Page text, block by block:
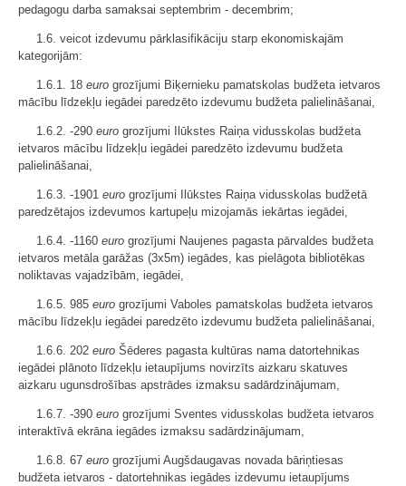
pedagogu darba samaksai septembrim - decembrim;
1.6. veicot izdevumu pārklasifikāciju starp ekonomiskajām
kategorijām:
1.6.1. 18 euro grozījumi Biķernieku pamatskolas budžeta ietvaros
mācību līdzekļu iegādei paredzēto izdevumu budžeta palielināšanai,
1.6.2. -290 euro grozījumi Ilūkstes Raiņa vidusskolas budžeta
ietvaros mācību līdzekļu iegādei paredzēto izdevumu budžeta
palielināšanai,
1.6.3. -1901 euro grozījumi Ilūkstes Raiņa vidusskolas budžetā
paredzētajos izdevumos kartupeļu mizojamās iekārtas iegādei,
1.6.4. -1160 euro grozījumi Naujenes pagasta pārvaldes budžeta
ietvaros metāla garāžas (3x5m) iegādes, kas pielāgota bibliotēkas
noliktavas vajadzībām, iegādei,
1.6.5. 985 euro grozījumi Vaboles pamatskolas budžeta ietvaros
mācību līdzekļu iegādei paredzēto izdevumu budžeta palielināšanai,
1.6.6. 202 euro Šēderes pagasta kultūras nama datortehnikas
iegādei plānoto līdzekļu ietaupījums novirzīts aizkaru skatuves
aizkaru ugunsdrošības apstrādes izmaksu sadārdzinājumam,
1.6.7. -390 euro grozījumi Sventes vidusskolas budžeta ietvaros
interaktīvā ekrāna iegādes izmaksu sadārdzinājumam,
1.6.8. 67 euro grozījumi Augšdaugavas novada bāriņtiesas
budžeta ietvaros - datortehnikas iegādes izdevumu ietaupījums